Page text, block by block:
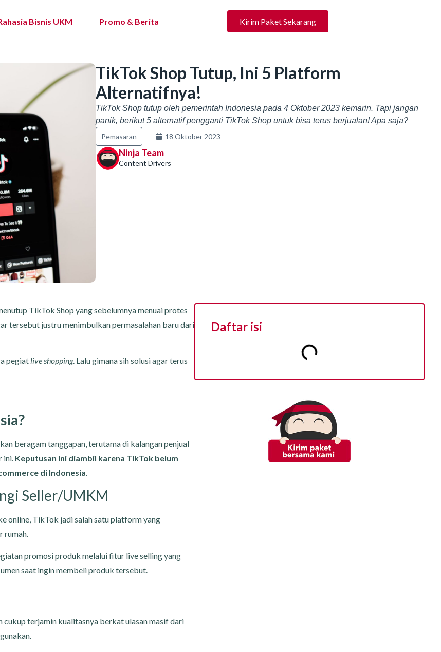
Bisnis UKM Promo & Berita Kirim Paket Sekarang
TikTok Shop Tutup, Ini 5 Platform
Alternatifnya!
TikTok Shop tutup oleh pemerintah Indonesia pada 4 Oktober 2023 kemarin. Tapi jangan
panik, berikut 5 alternatif pengganti TikTok Shop untuk bisa terus berjualan! Apa saja?
Pemasaran
18 Oktober 2023
Ninja Team
Content Drivers
TikTok Shop yang sebelumnya menuai protes
tersebut justru menimbulkan permasalahan baru dari
pegiat live shopping. Lalu gimana sih solusi agar terus
beragam tanggapan, terutama di kalangan penjual
ini. Keputusan ini diambil karena TikTok belum
di Indonesia.
Seller/UMKM
online, TikTok jadi salah satu platform yang
rumah.
promosi produk melalui fitur live selling yang
saat ingin membeli produk tersebut.
terjamin kualitasnya berkat ulasan masif dari
Daftar isi